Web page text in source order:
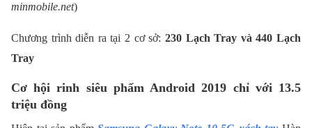
minmobile.net)
Chương trình diễn ra tại 2 cơ sở: 230 Lạch Tray và 440 Lạch
Tray
Cơ hội rinh siêu phẩm Android 2019 chỉ với 13.5
triệu đồng